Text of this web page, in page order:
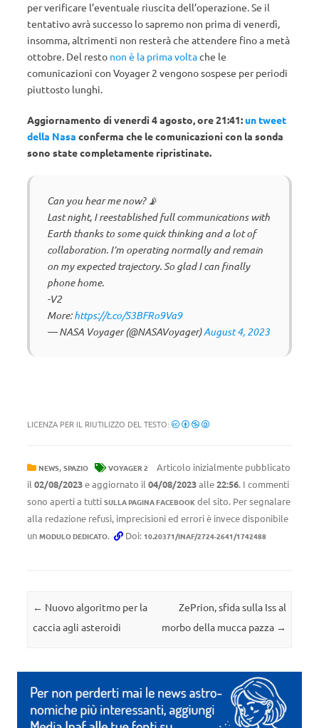
per verificare l’eventuale riuscita dell’operazione. Se il
tentativo avrà successo lo sapremo non prima di venerdì,
insomma, altrimenti non resterà che attendere fino a metà
ottobre. Del resto non è la prima voltache le
comunicazioni con Voyager 2 vengono sospese per periodi
piuttosto lunghi.
Aggiornamento di venerdì 4 agosto, ore 21:41: un tweet
della Nasa conferma che le comunicazioni con la sonda
sono state completamente ripristinate.
Can you hear me now? 📡
Last night, I reestablished full communications with
Earth thanks to some quick thinking and a lot of
collaboration. I’m operating normally and remain
on my expected trajectory. So glad I can finally
phone home.
-V2
More:https://t.co/S3BFRo9Va9
— NASA Voyager (@NASAVoyager)August 4, 2023
LICENZA PER IL RIUTILIZZO DEL TESTO:
NEWS, SPAZIO VOYAGER 2
Articolo inizialmente pubblicato
il 02/08/2023e aggiornato il 04/08/2023alle22:56. I commenti
sono aperti a tutti SULLA PAGINA FACEBOOK del sito. Per segnalare
alla redazione refusi, imprecisioni ed errori è invece disponibile
un MODULO DEDICATO. Doi: 10.20371/INAF/2724-2641/1742488
Navigazione articolo
← Nuovo algoritmo per la
caccia agli asteroidi
ZePrion, sfida sulla Iss al
morbo della mucca pazza →